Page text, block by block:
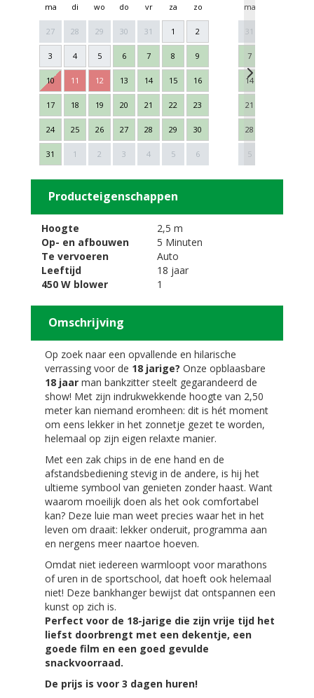
ma di wo do vr za zo
27 28 29 30 31 1 2
3 4 5 6 7 8 9
10 11 12 13 14 15 16
17 18 19 20 21 22 23
24 25 26 27 28 29 30
31 1 2 3 4 5 6
ma
31
7
14
21
28
5
Next
Producteigenschappen
Hoogte
2,5 m
Op- en afbouwen
5 Minuten
Te vervoeren
Auto
Leeftijd
18 jaar
450 W blower
1
Omschrijving
Op zoek naar een opvallende en hilarische
verrassing voor de 18 jarige? Onze opblaasbare
18 jaar man bankzitter steelt gegarandeerd de
show! Met zijn indrukwekkende hoogte van 2,50
meter kan niemand eromheen: dit is hét moment
om eens lekker in het zonnetje gezet te worden,
helemaal op zijn eigen relaxte manier.
Met een zak chips in de ene hand en de
afstandsbediening stevig in de andere, is hij het
ultieme symbool van genieten zonder haast. Want
waarom moeilijk doen als het ook comfortabel
kan? Deze luie man weet precies waar het in het
leven om draait: lekker onderuit, programma aan
en nergens meer naartoe hoeven.
Omdat niet iedereen warmloopt voor marathons
of uren in de sportschool, dat hoeft ook helemaal
niet! Deze bankhanger bewijst dat ontspannen een
kunst op zich is.
Perfect voor de 18-jarige die zijn vrije tijd het
liefst doorbrengt met een dekentje, een
goede film en een goed gevulde
snackvoorraad.
De prijs is voor 3 dagen huren!